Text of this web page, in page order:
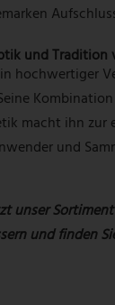
und Tradition
hochwertiger
macht ihn zur
und
unser
und finden